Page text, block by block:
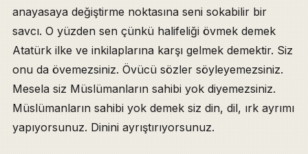
anayasaya değiştirme noktasına seni sokabilir bir
savcı. O yüzden sen çünkü halifeliği övmek demek
Atatürk ilke ve inkilaplarına karşı gelmek demektir. Siz
onu da övemezsiniz. Övücü sözler söyleyemezsiniz.
Mesela siz Müslümanların sahibi yok diyemezsiniz.
Müslümanların sahibi yok demek siz din, dil, ırk ayrımı
yapıyorsunuz. Dinini ayrıştırıyorsunuz.